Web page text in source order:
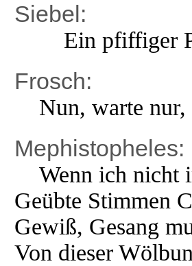
Siebel:
Ein pfiffiger
Frosch:
Nun, warte nur,
Mephistopheles:
Wenn ich nicht
Geübte Stimmen
Gewiß, Gesang
Von dieser